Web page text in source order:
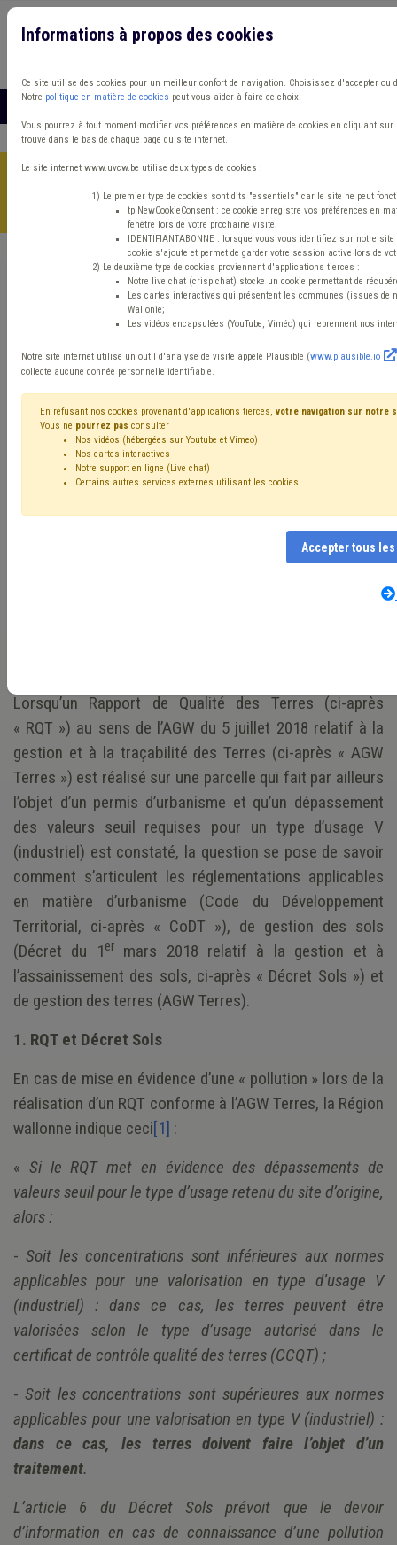
Accueil >Environnement >Q/R >Un RQT met en évidence un
dépassement des seuils : quelles sont les articulations entre
l’AGW Terres, le Décret Sols et le CoDT ?
Environnement Aménagement du territoire
Un RQT met en
évidence un
dépassement des seuils
: quelles sont les
articulations entre
l’AGW Terres, le
Décret Sols et le CoDT
Lorsqu’un Rapport de Qualité des Terres (ci-après
« RQT ») au sens de l’AGW du 5 juillet 2018 relatif à la
gestion et à la traçabilité des Terres (ci-après « AGW
Terres ») est réalisé sur une parcelle qui fait par ailleurs
l’objet d’un permis d’urbanisme et qu’un dépassement
des valeurs seuil requises pour un type d’usage V
(industriel) est constaté, la question se pose de savoir
comment s’articulent les réglementations applicables
en matière d’urbanisme (Code du Développement
Territorial, ci-après « CoDT »), de gestion des sols
(Décret du 1ermars 2018 relatif à la gestion et à
l’assainissement des sols, ci-après « Décret Sols ») et
de gestion des terres (AGW Terres).
1. RQT et Décret Sols
En cas de mise en évidence d’une « pollution » lors de la
réalisation d’un RQT conforme à l’AGW Terres, la Région
wallonne indique ceci[1] :
« Si le RQT met en évidence des dépassements de
valeurs seuil pour le type d’usage retenu du site d’origine,
alors :
-Soit les concentrations sont inférieures aux normes
applicables pour une valorisation en type d’usage V
(industriel) : dans ce cas, les terres peuvent être
valorisées selon le type d’usage autorisé dans le
certificat de contrôle qualité des terres (CCQT) ;
-Soit les concentrations sont supérieures aux normes
applicables pour une valorisation en type V (industriel) :
dans ce cas, les terres doivent faire l’objet d’un
traitement.
L’article 6 du Décret Sols prévoit que le devoir
d’information en cas de connaissance d’une pollution
Informations à propos des cookies
Ce site utilise des cookies pour un meilleur confort de navigation. Choisissez d'accepter ou
Notre politique en matière de cookies peut vous aider à faire ce choix.
Vous pourrez à tout moment modifier vos préférences en matière de cookies en cliquant
trouve dans le bas de chaque page du site internet.
Le site internet www.uvcw.be utilise deux types de cookies :
1) Le premier type de cookies sont dits "essentiels" car le site ne peut
tplNewCookieConsent : ce cookie enregistre vos préférences en
fenêtre lors de votre prochaine visite.
IDENTIFIANTABONNE : lorsque vous vous identifiez sur notre
cookie s'ajoute et permet de garder votre session active lors de
2) Le deuxième type de cookies proviennent d'applications tierces :
Notre live chat (crisp.chat) stocke un cookie permettant de
Les cartes interactives qui présentent les communes (issues
Wallonie;
Les vidéos encapsulées (YouTube, Viméo) qui reprennent nos
Notre site internet utilise un outil d'analyse de visite appelé Plausible (www.plausible.io
collecte aucune donnée personnelle identifiable.
En refusant nos cookies provenant d'applications tierces, votre navigation sur notre
Vous ne pourrez pas consulter
Nos vidéos (hébergées sur Youtube et Vimeo)
Nos cartes interactives
Notre support en ligne (Live chat)
Certains autres services externes utilisant les cookies
Accepter tous